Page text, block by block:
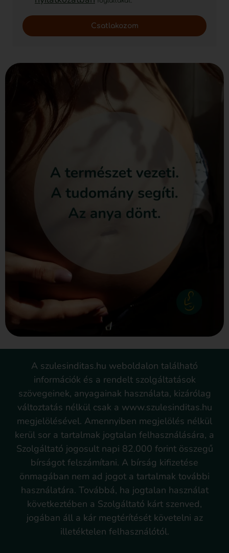
Csatlakozom
A szulesinditas.hu weboldalon található
információk és a rendelt szolgáltatások
szövegeinek, anyagainak használata, kizárólag
változtatás nélkül csak a www.szulesinditas.hu
megjelölésével. Amennyiben megjelölés nélkül
kerül sor a tartalmak jogtalan felhasználására, a
Szolgáltató jogosult napi 82.000 forint összegű
bírságot felszámítani. A bírság kifizetése
önmagában nem ad jogot a tartalmak további
használatára. Továbbá, ha jogtalan használat
következtében a Szolgáltató kárt szenved,
jogában áll a kár megtérítését követelni az
illetéktelen felhasználótól.